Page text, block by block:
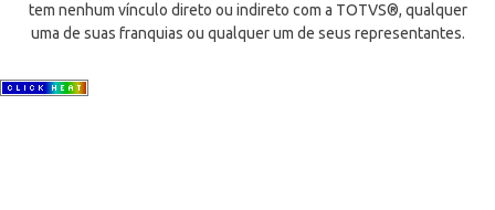
tem nenhum vínculo direto ou indireto com a TOTVS®, qualquer
uma de suas franquias ou qualquer um de seus representantes.